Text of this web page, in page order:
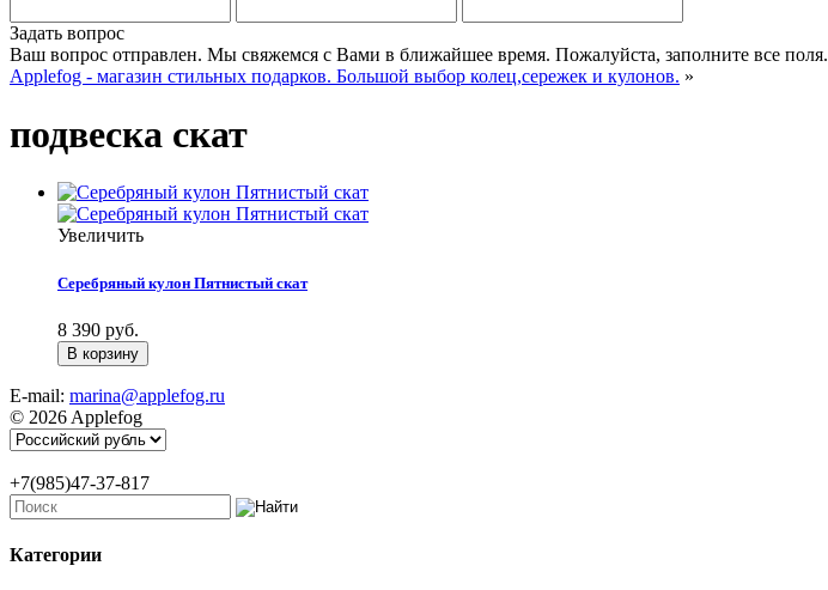
Задать вопрос
Ваш вопрос отправлен. Мы свяжемся с Вами в ближайшее время. Пожалуйста, заполните все поля.
Applefog - магазин стильных подарков. Большой выбор колец,сережек и кулонов. »
подвеска скат
Увеличить
Серебряный кулон Пятнистый скат
8 390 руб.
E-mail: marina@applefog.ru
© 2026 Applefog
+7(985)47-37-817
Категории